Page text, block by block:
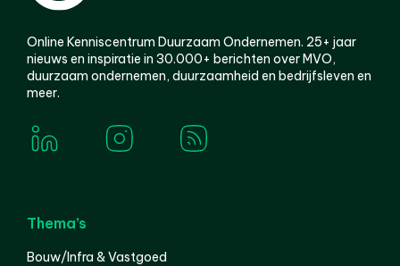
Online Kenniscentrum Duurzaam Ondernemen. 25+ jaar
nieuws en inspiratie in 30.000+ berichten over MVO,
duurzaam ondernemen, duurzaamheid en bedrijfsleven en
meer.
Thema’s
Bouw/Infra & Vastgoed